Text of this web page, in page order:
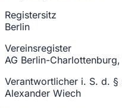
Registersitz
Berlin
Vereinsregister
AG Berlin-
Verantwortlicher i. S. d. §
Alexander Wiech